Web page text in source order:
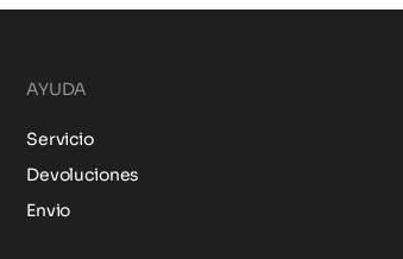
AYUDA
Servicio
Devoluciones
Envio